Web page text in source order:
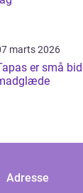
marts 2026
er små
Adresse